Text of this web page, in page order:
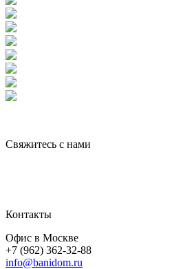
Свяжитесь с нами
Контакты
Офис в Москве
+7 (962) 362-32-88
info@banidom.ru